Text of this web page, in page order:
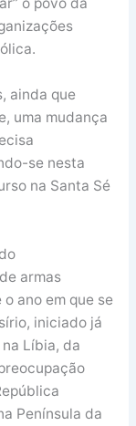
ainda que
uma mudança
se nesta
na Santa Sé
armas
ano em que se
iniciado já
na Líbia, da
Península da